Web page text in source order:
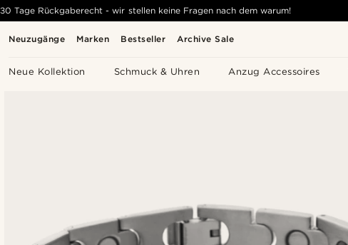
Neuzugänge Marken Bestseller Archive Sale
Neue Kollektion Schmuck & Uhren Anzug Accessoires
30 Tage Rückgaberecht - wir stellen keine Fragen nach dem warum!